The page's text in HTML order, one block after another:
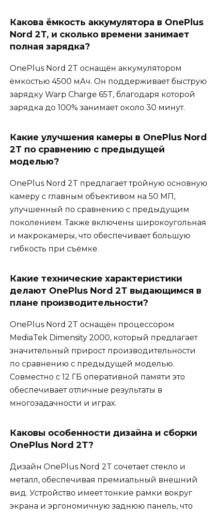
Какова ёмкость аккумулятора в OnePlus
Nord 2T, и сколько времени занимает
полная зарядка?
OnePlus Nord 2T оснащён аккумулятором
ёмкостью 4500 мАч. Он поддерживает быструю
зарядку Warp Charge 65T, благодаря которой
зарядка до 100% занимает около 30 минут.
Какие улучшения камеры в OnePlus Nord
2T по сравнению с предыдущей
моделью?
OnePlus Nord 2T предлагает тройную основную
камеру с главным объективом на 50 МП,
улучшенный по сравнению с предыдущим
поколением. Также включены широкоугольная
и макрокамеры, что обеспечивает большую
гибкость при съёмке.
Какие технические характеристики
делают OnePlus Nord 2T выдающимся в
плане производительности?
OnePlus Nord 2T оснащён процессором
MediaTek Dimensity 2000, который предлагает
значительный прирост производительности
по сравнению с предыдущей моделью.
Совместно с 12 ГБ оперативной памяти это
обеспечивает отличные результаты в
многозадачности и играх.
Каковы особенности дизайна и сборки
OnePlus Nord 2T?
Дизайн OnePlus Nord 2T сочетает стекло и
металл, обеспечивая премиальный внешний
вид. Устройство имеет тонкие рамки вокруг
экрана и эргономичную заднюю панель, что